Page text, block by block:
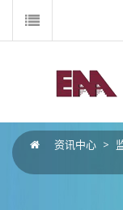
资讯中心 >